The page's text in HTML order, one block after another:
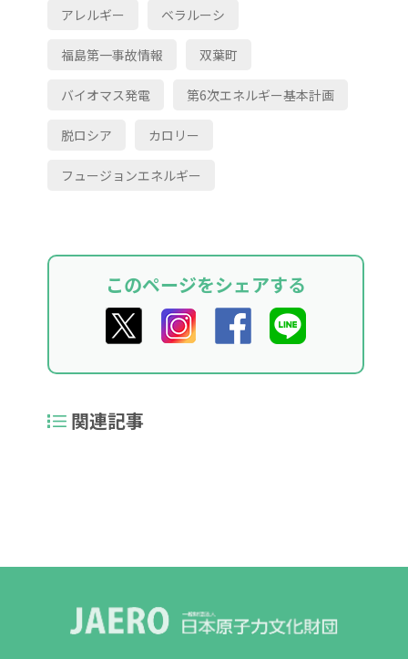
アレルギー ベラルーシ
福島第一事故情報 双葉町
バイオマス発電 第6次エネルギー基本計画
脱ロシア カロリー
フュージョンエネルギー
このページをシェアする
関連記事